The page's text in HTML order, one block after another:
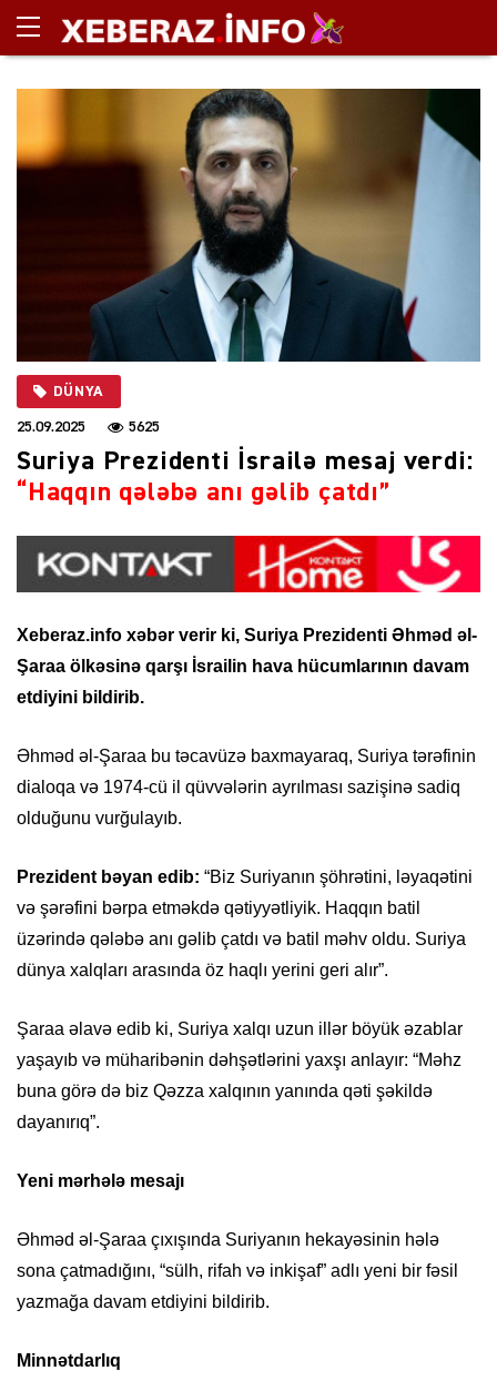
DÜNYA
25.09.2025 5625
Suriya Prezidenti İsrailə mesaj verdi:
“Haqqın qələbə anı gəlib çatdı”
Xeberaz.info xəbər verir ki, Suriya Prezidenti Əhməd əl-
Şaraa ölkəsinə qarşı İsrailin hava hücumlarının davam
etdiyini bildirib.
Əhməd əl-Şaraa bu təcavüzə baxmayaraq, Suriya tərəfinin
dialoqa və 1974-cü il qüvvələrin ayrılması sazişinə sadiq
olduğunu vurğulayıb.
Prezident bəyan edib: “Biz Suriyanın şöhrətini, ləyaqətini
və şərəfini bərpa etməkdə qətiyyətliyik. Haqqın batil
üzərində qələbə anı gəlib çatdı və batil məhv oldu. Suriya
dünya xalqları arasında öz haqlı yerini geri alır”.
Şaraa əlavə edib ki, Suriya xalqı uzun illər böyük əzablar
yaşayıb və müharibənin dəhşətlərini yaxşı anlayır: “Məhz
buna görə də biz Qəzza xalqının yanında qəti şəkildə
dayanırıq”.
Yeni mərhələ mesajı
Əhməd əl-Şaraa çıxışında Suriyanın hekayəsinin hələ
sona çatmadığını, “sülh, rifah və inkişaf” adlı yeni bir fəsil
yazmağa davam etdiyini bildirib.
Minnətdarlıq